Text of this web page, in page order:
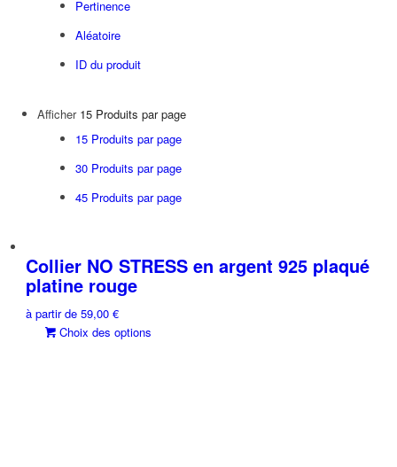
Pertinence
Aléatoire
ID du produit
Afficher 15 Produits par page
15 Produits par page
30 Produits par page
45 Produits par page
Collier NO STRESS en argent 925 plaqué
platine rouge
à partir de59,00€
Choix des options